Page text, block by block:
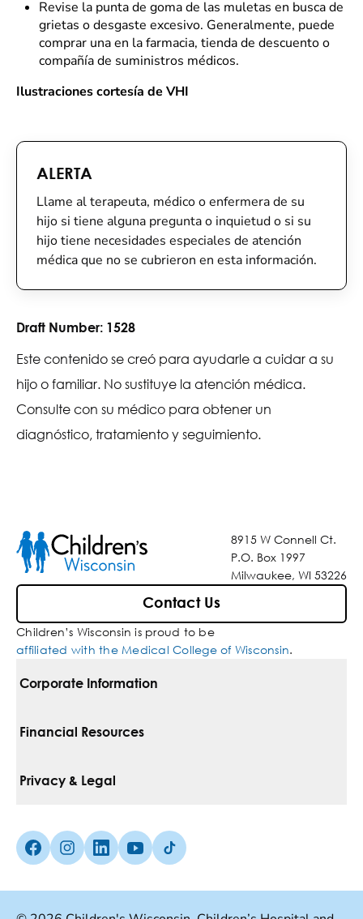
Revise la punta de goma de las muletas en busca de
grietas o desgaste excesivo. Generalmente, puede
comprar una en la farmacia, tienda de descuento o
compañía de suministros médicos.
Ilustraciones cortesía de VHI
ALERTA
Llame al terapeuta, médico o enfermera de su
hijo si tiene alguna pregunta o inquietud o si su
hijo tiene necesidades especiales de atención
médica que no se cubrieron en esta información.
Draft Number: 1528
Este contenido se creó para ayudarle a cuidar a su
hijo o familiar. No sustituye la atención médica.
Consulte con su médico para obtener un
diagnóstico, tratamiento y seguimiento.
8915 W Connell Ct.
P.O. Box 1997
Milwaukee, WI 53226
Contact Us
Children’s Wisconsin is proud to be
affiliated with the Medical College of Wisconsin.
Corporate Information
For Vendors
Media Inquiries
Financial Resources
Pay Your Bill
Insurances We Accept
Privacy & Legal
Non-Discrimination Policy
Facebook (Opens in a new tab)
Instagram (Opens in a new tab)
linkedin (Opens in a new tab)
Youtube (Opens in a new tab)
Tiktok (Opens in a new tab)